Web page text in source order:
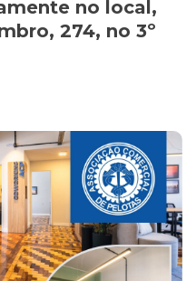
no local,
274, no 3º